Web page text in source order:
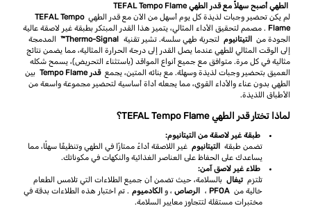
الطهي أصبح سهلاً مع قدر الطهي TEFAL Tempo Flame
لم يكن تحضير وجبات لذيذة كل يوم أسهل من الآن مع قدر الطهي TEFAL Tempo
Flame . مصمم لتحقيق الأداء المثالي، يتميز هذا القدر المبتكر بطبقة غير لاصقة عالية
الجودة من التيتانيوم لتجربة طهي سلسة. تشير تقنية Thermo-Signal™
المدمجة
إلى الوقت المثالي للطهي عندما يصل القدر إلى درجة الحرارة المثالية، مما يضمن نتائج
مثالية في كل مرة. متوافق مع جميع أنواع المواقد (باستثناء التحريض)، يسمح شكله
العميق بتحضير وجبات لذيذة وسهلة. مع بنائه المتين، يجمع قدر Tempo Flame
بين
الطهي بدون عناء والأداء القوي، مما يجعله أداة أساسية لتحضير مجموعة واسعة من
الأطباق اللذيذة.
لماذا تختار قدر الطهي TEFAL Tempo Flame؟
طبقة غير لاصقة من التيتانيوم:
تضمن طبقة
التيتانيوم غير اللاصقة أداءً ممتازًا في الطهي وتنظيفًا سهلًا، مما
يساعدك على الحفاظ على العناصر الغذائية والنكهات في مكوناتك.
طلاء غير لاصق آمن:
تلتزم تيفال بالسلامة، حيث تضمن أن جميع الطلاءات التي تلامس الطعام
خالية من PFOA ، الرصاص ، و الكادميوم . تم اختبار هذه الطلاءات بدقة في
مختبرات مستقلة لتتجاوز معايير السلامة.